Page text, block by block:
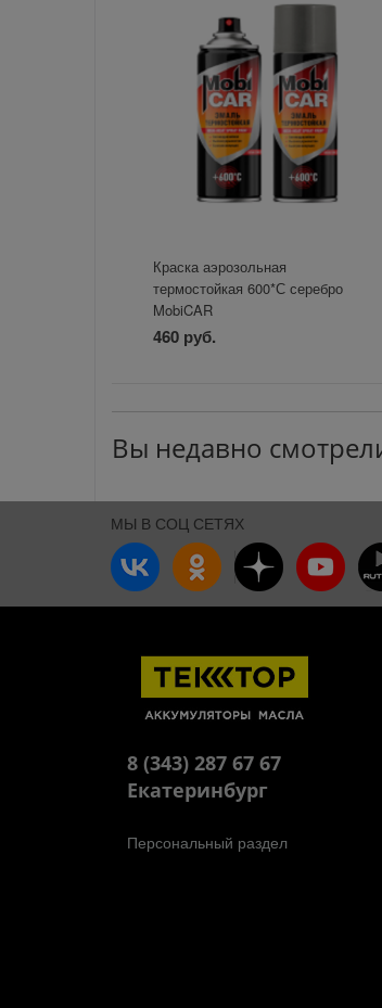
Краска аэрозольная
термостойкая 600*С серебро
MobiCAR
460 руб.
Вы недавно
МЫ В СОЦ СЕТЯХ
8 (343) 287 67 67
Екатеринбург
Персональный раздел